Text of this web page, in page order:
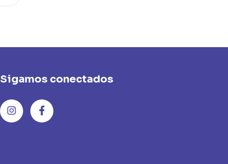
Sigamos conectados